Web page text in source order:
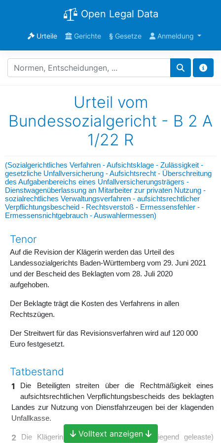
Open Legal Data
Urteile Gerichte §Gesetze Anmeldung
Urteil vom
Bundessozialgericht - B 2 A
1/22 R
(Sozialgerichtliches Verfahren - Aufsichtsklage - Zulässigkeit -
gesetzliche Unfallversicherung - Aufsichtsrecht - Überschreitung
des Aufgabenbereichs eines Unfallversicherungsträgers -
Dienstwagenüberlassung an Mitarbeiter zur privaten Nutzung -
sozialrechtliches Verwaltungsverfahren - aufsichtsrechtlicher
Verpflichtungsbescheid - Rechtsverstoß - Ermessensfehler -
Ermessensnichtgebrauch - Auswahlermessen)
Tenor
Auf die Revision der Klägerin werden das Urteil des
Landessozialgerichts Baden-Württemberg vom 29. Juni 2021
und der Bescheid des Beklagten vom 28. Juli 2020
aufgehoben.
Der Beklagte trägt die Kosten des Verfahrens in allen
Rechtszügen.
Der Streitwert für das Revisionsverfahren wird auf 120 000
Euro festgesetzt.
Tatbestand
1
Die Beteiligten streiten über die Rechtmäßigkeit eines
aufsichtsrechtlichen Verpflichtungsbescheids des beklagten
Landes zur Nutzung von Dienstfahrzeugen bei der klagenden
Unfallkasse.
2
Die Klägerin verfügte über eine (überwiegend geleaste)
Volltext anzeigen